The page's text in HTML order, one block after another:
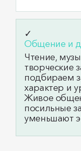
✓
Общение и
Чтение,
творческие
подбираем
характер и
Живое
посильные
уменьшают